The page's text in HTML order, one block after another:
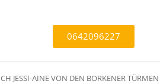
0642096227
CH JESSI-AINE VON DEN BORKENER TÜRMEN